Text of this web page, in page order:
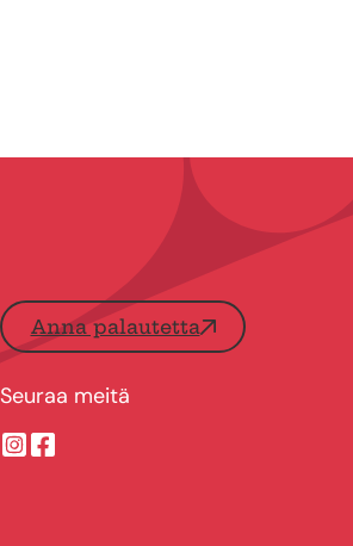
Anna palautetta
Seuraa meitä
Suonenjoen kaupungin Instragram
Suonenjoen kaupungin Facebook